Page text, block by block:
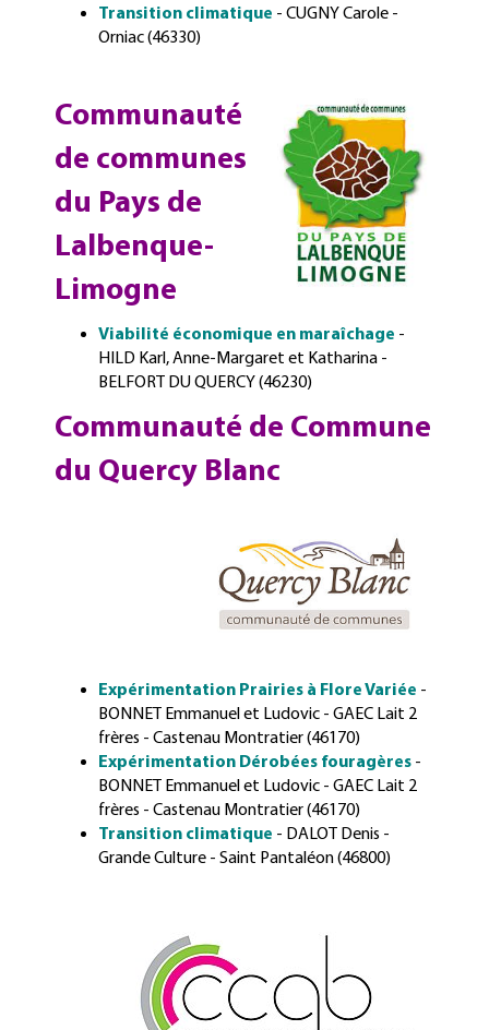
Transition climatique - CUGNY Carole -
Orniac (46330)
Communauté
de communes
du Pays de
Lalbenque-
Limogne
Viabilité économique en maraîchage -
HILD Karl, Anne-Margaret et Katharina -
BELFORT DU QUERCY (46230)
Communauté de Commune
du Quercy Blanc
Expérimentation Prairies à Flore Variée -
BONNET Emmanuel et Ludovic - GAEC Lait 2
frères - Castenau Montratier (46170)
Expérimentation Dérobées fouragères -
BONNET Emmanuel et Ludovic - GAEC Lait 2
frères - Castenau Montratier (46170)
Transition climatique - DALOT Denis -
Grande Culture - Saint Pantaléon (46800)